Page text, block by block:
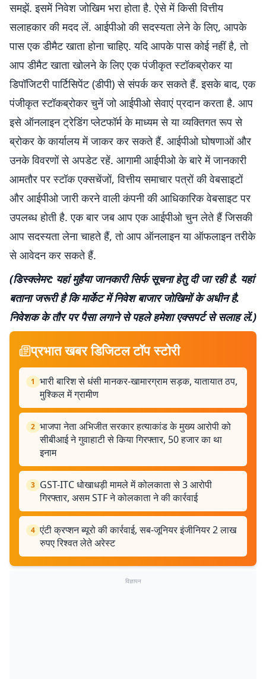
समझें. इसमें निवेश जोखिम भरा होता है. ऐसे में किसी वित्तीय
सलाहकार की मदद लें. आईपीओ की सदस्यता लेने के लिए, आपके
पास एक डीमैट खाता होना चाहिए. यदि आपके पास कोई नहीं है, तो
आप डीमैट खाता खोलने के लिए एक पंजीकृत स्टॉकब्रोकर या
डिपॉजिटरी पार्टिसिपेंट (डीपी) से संपर्क कर सकते हैं. इसके बाद, एक
पंजीकृत स्टॉकब्रोकर चुनें जो आईपीओ सेवाएं प्रदान करता है. आप
इसे ऑनलाइन ट्रेडिंग प्लेटफॉर्म के माध्यम से या व्यक्तिगत रूप से
ब्रोकर के कार्यालय में जाकर कर सकते हैं. आईपीओ घोषणाओं और
उनके विवरणों से अपडेट रहें. आगामी आईपीओ के बारे में जानकारी
आमतौर पर स्टॉक एक्सचेंजों, वित्तीय समाचार पत्रों की वेबसाइटों
और आईपीओ जारी करने वाली कंपनी की आधिकारिक वेबसाइट पर
उपलब्ध होती है. एक बार जब आप एक आईपीओ चुन लेते हैं जिसकी
आप सदस्यता लेना चाहते हैं, तो आप ऑनलाइन या ऑफलाइन तरीके
से आवेदन कर सकते हैं.
(डिस्क्लेमर: यहां मुहैया जानकारी सिर्फ सूचना हेतु दी जा रही है. यहां
बताना जरूरी है कि मार्केट में निवेश बाजार जोखिमों के अधीन है.
निवेशक के तौर पर पैसा लगाने से पहले हमेशा एक्सपर्ट से सलाह लें.)
प्रभात खबर डिजिटल टॉप स्टोरी
1 भारी बारिश से धंसी मानकर-खामारग्राम सड़क, यातायात ठप,
मुश्किल में ग्रामीण
2 भाजपा नेता अभिजीत सरकार हत्याकांड के मुख्य आरोपी को
सीबीआई ने गुवाहाटी से किया गिरफ्तार, 50 हजार का था
इनाम
3 GST-ITC धोखाधड़ी मामले में कोलकाता से 3 आरोपी
गिरफ्तार, असम STF ने कोलकाता ने की कार्रवाई
4 एंटी क्रप्शन ब्यूरो की कार्रवाई, सब-जूनियर इंजीनियर 2 लाख
रुपए रिश्वत लेते अरेस्ट
विज्ञापन